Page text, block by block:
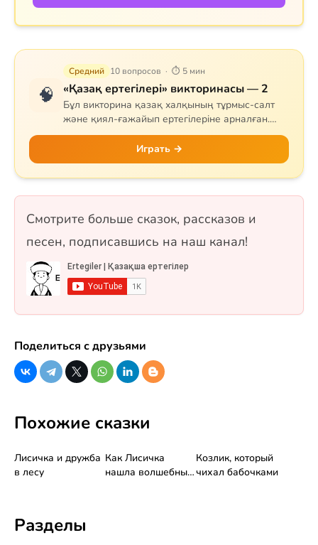
🧠
Средний 10 вопросов · ⏱ 5 мин
«Қазақ ертегілері» викторинасы — 2
Бұл викторина қазақ халқының тұрмыс-салт
және қиял-ғажайып ертегілеріне арналған.
Сұрақтар тапқыр Тазша Бала, дана Аяз би,
шешен Жиренше, «Алтын сақа», «Күн
астындағы Күнікей қыз» және «Ақ ниет пен
Қара ниет» ертегілерін қамтиды. 10 сұрақ, бір
Играть →
Смотрите больше сказок, рассказов и
песен, подписавшись на наш канал!
Поделиться с друзьями
Похожие сказки
Лисичка и дружба
в лесу
Как Лисичка
нашла волшебный
Козлик, который
чихал бабочками
Разделы